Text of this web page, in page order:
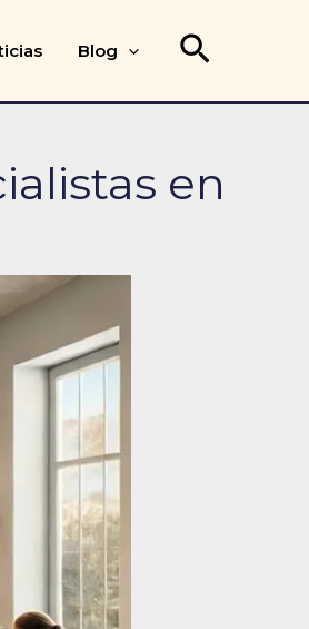
Blog Buscar
en